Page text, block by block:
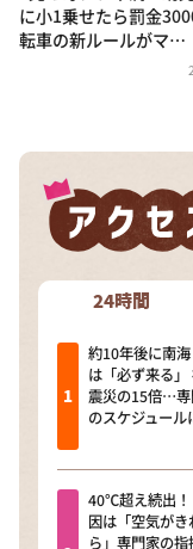
これ余談なんで
～人生密着ト
河合＆A.B.C-
（news おかえ
DAIGOも台所
本日はダイア
朝だ！生です
教えて！ニュ
ＬＩＦＥ～夢
新婚さんいら
ポツンと一軒家
に小1乗せたら罰金
転車の新ルールがマ…
24時間
約10年後に南
は「必ず来る
震災の15倍…専
のスケジュール
40℃超え続出！
因は「空気が
ら」専門家の